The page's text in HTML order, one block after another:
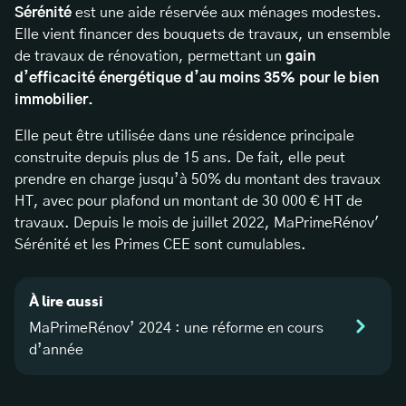
Sérénité est une aide réservée aux ménages modestes.
Elle vient financer des bouquets de travaux, un ensemble
de travaux de rénovation, permettant un gain
d’efficacité énergétique d’au moins 35% pour le bien
immobilier.
Elle peut être utilisée dans une résidence principale
construite depuis plus de 15 ans. De fait, elle peut
prendre en charge jusqu’à 50% du montant des travaux
HT, avec pour plafond un montant de 30 000 € HT de
travaux. Depuis le mois de juillet 2022, MaPrimeRénov'
Sérénité et les Primes CEE sont cumulables.
À lire aussi
MaPrimeRénov’ 2024 : une réforme en cours
d’année